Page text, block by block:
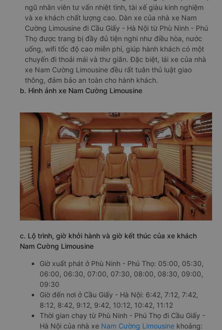
ngũ nhân viên tư vấn nhiệt tình, tài xế giàu kinh nghiệm
và xe khách chất lượng cao. Dàn xe của nhà xe Nam
Cường Limousine đi Cầu Giấy - Hà Nội từ Phù Ninh - Phú
Thọ được trang bị đầy đủ tiện nghi như điều hòa, nước
uống, wifi tốc độ cao miễn phí, giúp hành khách có một
chuyến đi thoải mái và thư giãn. Đặc biệt, lái xe của nhà
xe Nam Cường Limousine đều rất tuân thủ luật giao
thông, đảm bảo an toàn cho hành khách.
b. Hình ảnh xe Nam Cường Limousine
c. Lộ trình, giờ khởi hành và giờ kết thúc của xe khách
Nam Cường Limousine
Giờ xuất phát ở Phù Ninh - Phú Thọ: 05:00, 05:30,
06:00, 06:30, 07:00, 07:30, 08:00, 08:30, 09:00,
09:30
Giờ đến nơi ở Cầu Giấy - Hà Nội: 6:42, 7:12, 7:42,
8:12, 8:42, 9:12, 9:42, 10:12, 10:42, 11:12
Thời gian chạy từ Phù Ninh - Phú Thọ đi Cầu Giấy -
Hà Nội của nhà xe Nam Cường Limousine khoảng: